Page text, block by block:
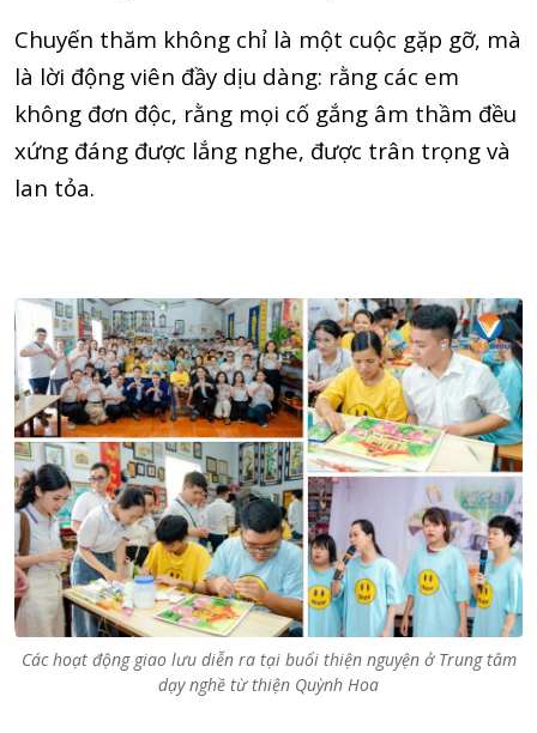
Chuyến thăm không chỉ là một cuộc gặp gỡ, mà
là lời động viên đầy dịu dàng: rằng các em
không đơn độc, rằng mọi cố gắng âm thầm đều
xứng đáng được lắng nghe, được trân trọng và
lan tỏa.
Các hoạt động giao lưu diễn ra tại buổi thiện nguyện ở Trung tâm
dạy nghề từ thiện Quỳnh Hoa